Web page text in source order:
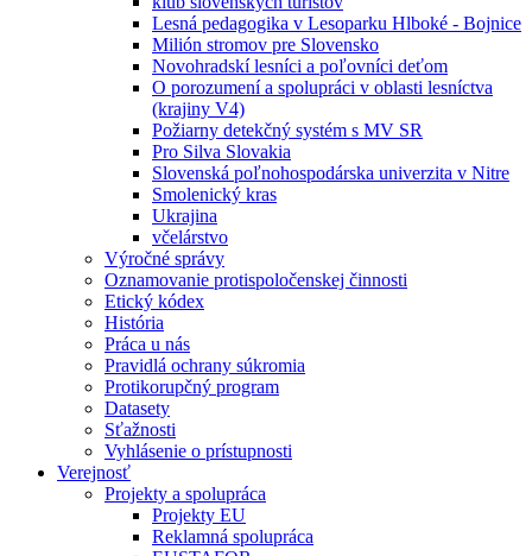
Lesná pedagogika v Lesoparku Hlboké - Bojnice
Milión stromov pre Slovensko
Novohradskí lesníci a poľovníci deťom
O porozumení a spolupráci v oblasti lesníctva
(krajiny V4)
Požiarny detekčný systém s MV SR
Pro Silva Slovakia
Slovenská poľnohospodárska univerzita v Nitre
Smolenický kras
Ukrajina
včelárstvo
Výročné správy
Oznamovanie protispoločenskej činnosti
Etický kódex
História
Práca u nás
Pravidlá ochrany súkromia
Protikorupčný program
Datasety
Sťažnosti
Vyhlásenie o prístupnosti
Verejnosť
Projekty a spolupráca
Projekty EU
Reklamná spolupráca